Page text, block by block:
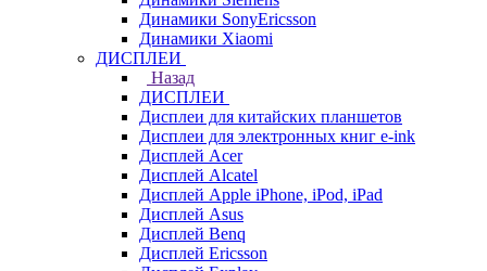
Динамики SonyEricsson
Динамики Xiaomi
ДИСПЛЕИ
Назад
ДИСПЛЕИ
Дисплеи для китайских планшетов
Дисплеи для электронных книг e-ink
Дисплей Acer
Дисплей Alcatel
Дисплей Apple iPhone, iPod, iPad
Дисплей Asus
Дисплей Benq
Дисплей Ericsson